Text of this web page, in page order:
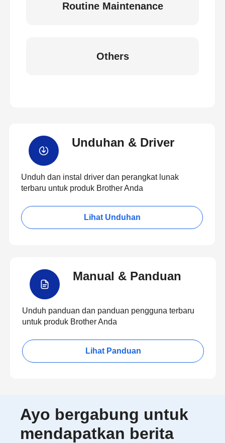
Routine Maintenance
Others
Unduhan & Driver
Unduh dan instal driver dan perangkat lunak
terbaru untuk produk Brother Anda
Lihat Unduhan
Manual & Panduan
Unduh panduan dan panduan pengguna terbaru
untuk produk Brother Anda
Lihat Panduan
Ayo bergabung untuk
mendapatkan berita